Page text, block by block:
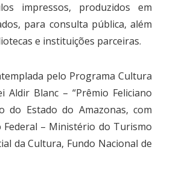
impressos, produzidos em
para consulta pública, além
e instituições parceiras.
pelo Programa Cultura
Aldir Blanc – “Prêmio Feliciano
do Estado do Amazonas, com
– Ministério do Turismo
da Cultura, Fundo Nacional de